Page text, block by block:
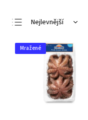
Nejlevnější
Nejprodávanější
Abecedně
Mražené